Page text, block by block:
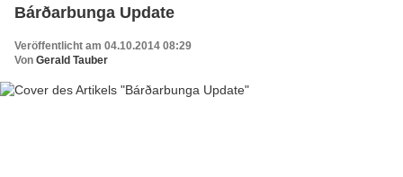
Bárðarbunga Update
Veröffentlicht am 04.10.2014 08:29
Von Gerald Tauber